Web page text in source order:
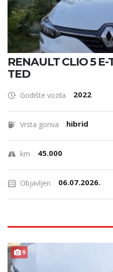
RENAULT CLIO 5
TED
Godište vozila 2022
Vrsta goriva hibrid
km 45.000
Objavljen 06.07.2026.
9